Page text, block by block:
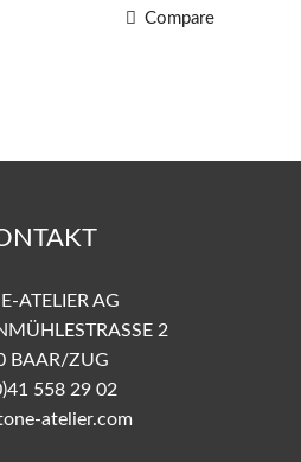
Compare
ATELIER AG
2
BAAR/ZUG
558 29 02
atelier.com